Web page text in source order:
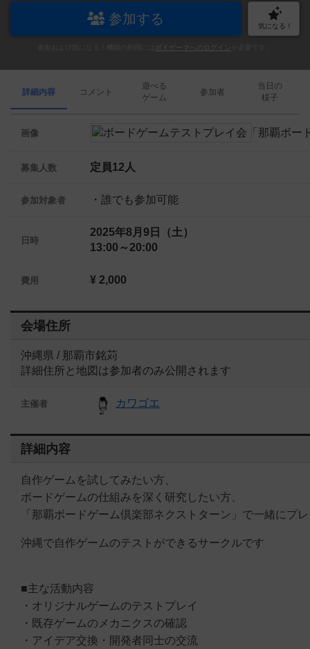
参加する 気になる！
ボドゲーマへのログイン
詳細内容 コメント
遊べる
ゲーム
参加者
当日の
様子
画像
募集人数 定員12人
参加対象者 ・誰でも参加可能
日時
2025年8月9日（土）
13:00～20:00
費用 ¥ 2,000
会場住所
沖縄県 / 那覇市銘苅
詳細住所と地図は参加者のみ公開されます
主催者 カワゴエ
詳細内容
自作ゲームを試してみたい方、
ボードゲームの仕組みを深く研究したい方、
「那覇ボードゲーム倶楽部ネクストターン」で一緒にプ
沖縄で自作ゲームのテストができるサークルです
■主な活動内容
・オリジナルゲームのテストプレイ
・既存ゲームのメカニクスの確認
・アイデア交換・開発者同士の交流